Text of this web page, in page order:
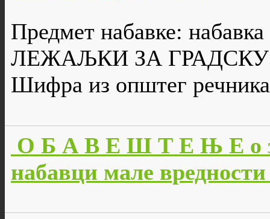
Предмет набавке:
ЛЕЖАЉКИ ЗА
Шифра из општег
О Б А В Е Ш Т Е Њ Е о
набавци мале